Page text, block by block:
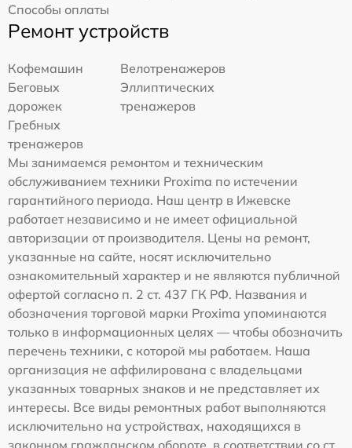
Способы оплаты
Ремонт устройств
Кофемашин
Велотренажеров
Беговых
дорожек
Эллиптических
тренажеров
Гребных
тренажеров
Мы занимаемся ремонтом и техническим
обслуживанием техники Proxima по истечении
гарантийного периода. Наш центр в Ижевске
работает независимо и не имеет официальной
авторизации от производителя. Цены на ремонт,
указанные на сайте, носят исключительно
ознакомительный характер и не являются публичной
офертой согласно п. 2 ст. 437 ГК РФ. Названия и
обозначения торговой марки Proxima упоминаются
только в информационных целях — чтобы обозначить
перечень техники, с которой мы работаем. Наша
организация не аффилирована с владельцами
указанных товарных знаков и не представляет их
интересы. Все виды ремонтных работ выполняются
исключительно на устройствах, находящихся в
законном гражданском обороте, в соответствии со ст.